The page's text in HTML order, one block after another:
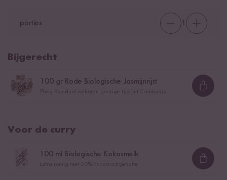
porties
Bijgerecht
100 gr Rode Biologische Jasmijnrijst
Voor de curry
100 ml Biologische Kokosmelk